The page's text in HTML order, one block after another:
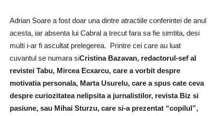
Adrian Soare a fost doar una dintre atractiile conferintei de anul
acesta, iar absenta lui Cabral a trecut fara sa fie simtita, desi
multi i-ar fi ascultat prelegerea. Printre cei care au luat
cuvantul se numara siCristina Bazavan, redactorul-sef al
revistei Tabu, Mircea Ecxarcu, care a vorbit despre
motivatia personala, Marta Usurelu, care a spus cate ceva
despre curiozitatea nelipsita a jurnalistilor, revista Biz si
pasiune, sau Mihai Sturzu, care si-a prezentat “copilul”,